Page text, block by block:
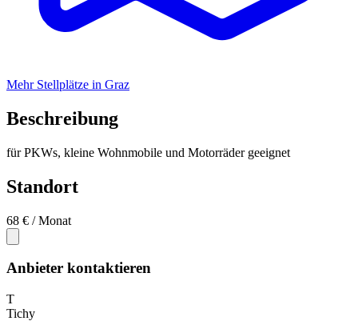
Mehr Stellplätze in Graz
Beschreibung
für PKWs, kleine Wohnmobile und Motorräder geeignet
Standort
68 € / Monat
Anbieter kontaktieren
T
Tichy